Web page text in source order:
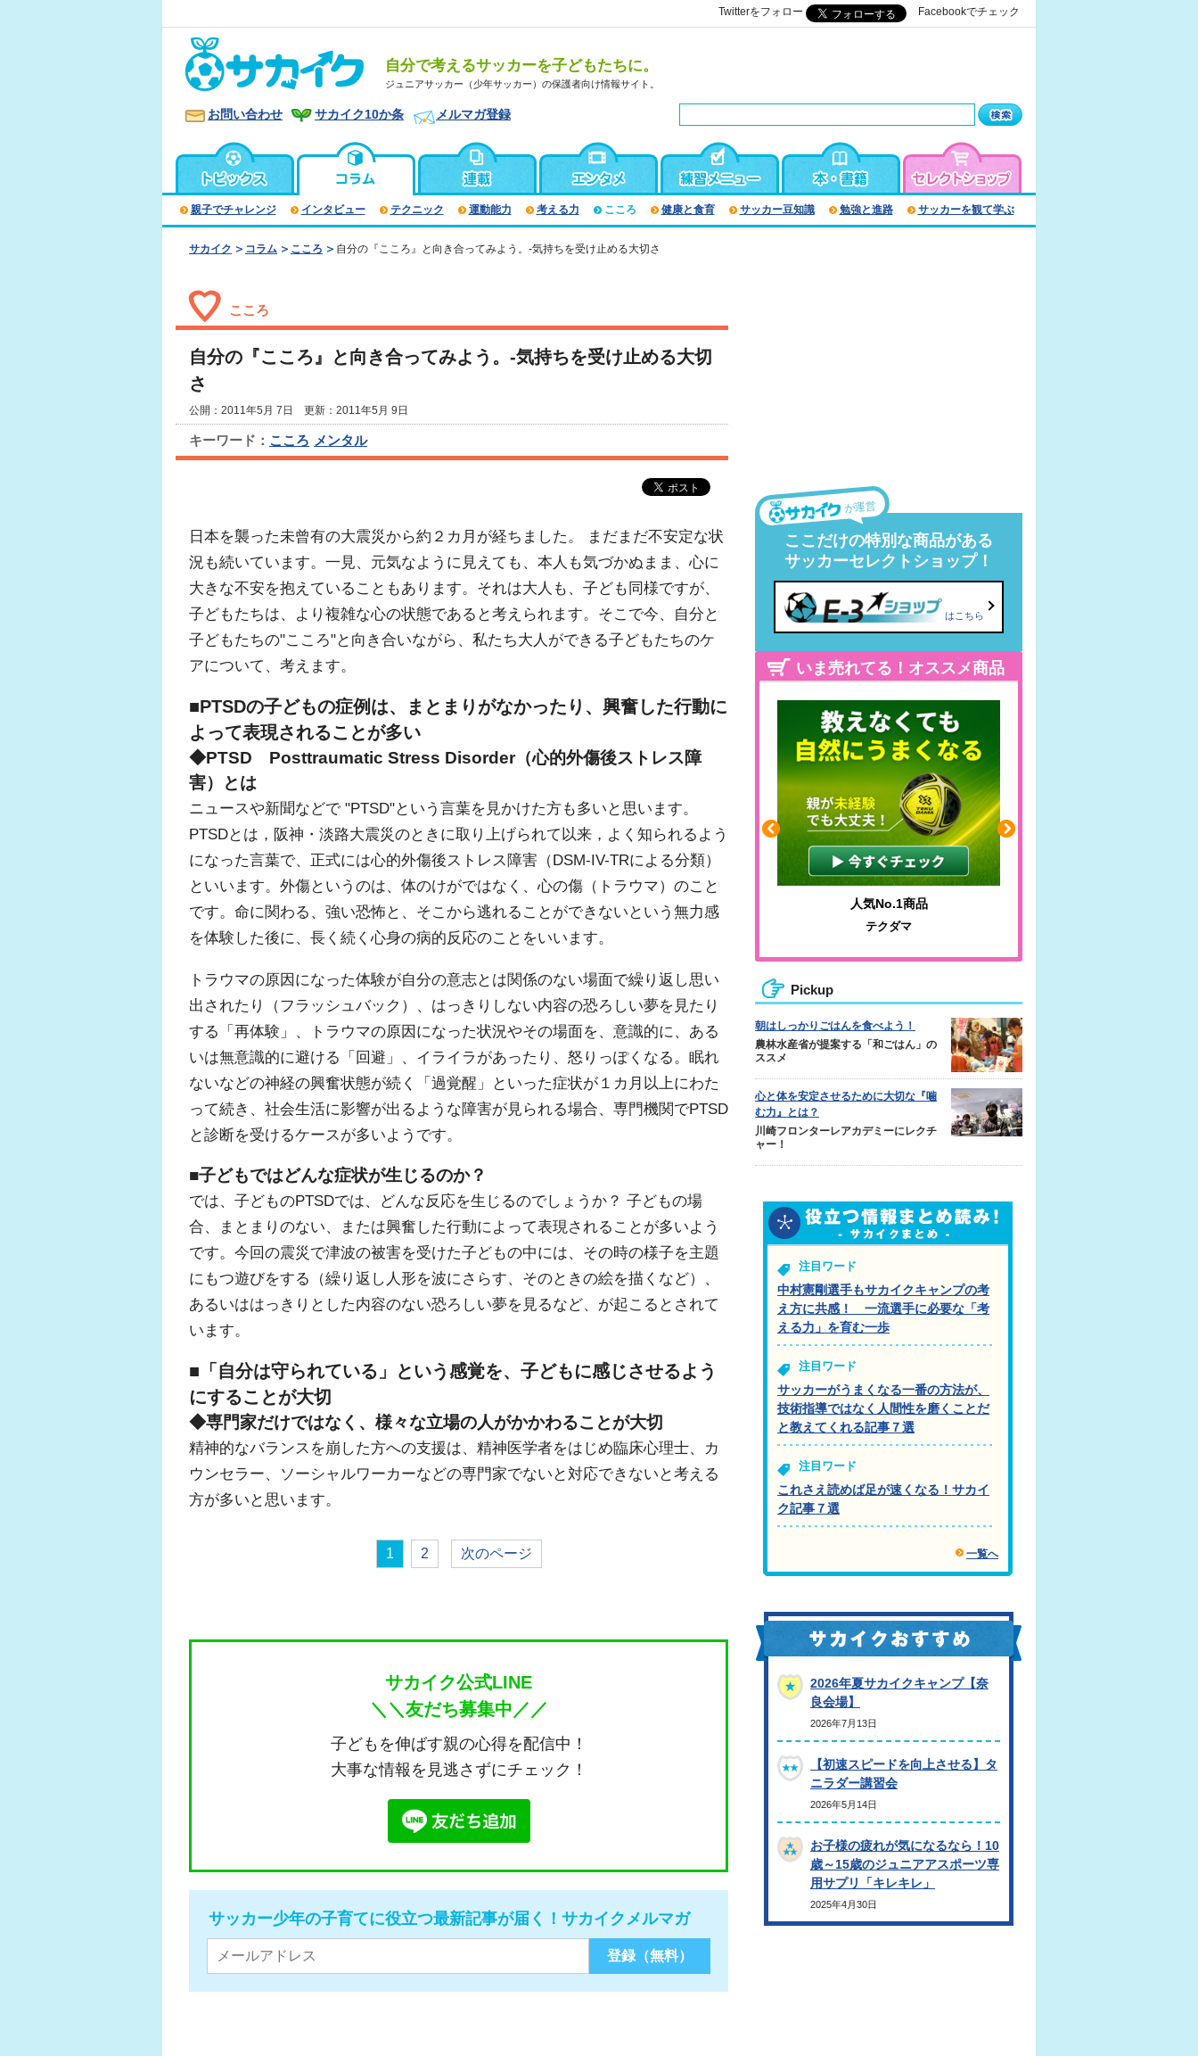
Twitterをフォロー Facebookでチェック
自分で考えるサッカーを子どもたちに。
ジュニアサッカー（少年サッカー）の保護者向け情報サイト。
お問い合わせ サカイク10か条 メルマガ登録
親子でチャレンジ インタビュー テクニック 運動能力 考える力 こころ 健康と食育 サッカー豆知識 勉強と進路 サッカーを観て学ぶ
サカイク コラム こころ 自分の『こころ』と向き合ってみよう。-気持ちを受け止める大切さ
こころ
自分の『こころ』と向き合ってみよう。-気持ちを受け止める大切
さ
公開：2011年5月 7日 更新：2011年5月 9日
キーワード： こころ メンタル
日本を襲った未曾有の大震災から約２カ月が経ちました。 まだまだ不安定な状
況も続いています。一見、元気なように見えても、本人も気づかぬまま、心に
大きな不安を抱えていることもあります。それは大人も、子ども同様ですが、
子どもたちは、より複雑な心の状態であると考えられます。そこで今、自分と
子どもたちの"こころ"と向き合いながら、私たち大人ができる子どもたちのケ
アについて、考えます。
■PTSDの子どもの症例は、まとまりがなかったり、興奮した行動に
よって表現されることが多い
◆PTSD Posttraumatic Stress Disorder（心的外傷後ストレス障
害）とは
ニュースや新聞などで "PTSD"という言葉を見かけた方も多いと思います。
PTSDとは，阪神・淡路大震災のときに取り上げられて以来，よく知られるよう
になった言葉で、正式には心的外傷後ストレス障害（DSM-IV-TRによる分類）
といいます。外傷というのは、体のけがではなく、心の傷（トラウマ）のこと
です。命に関わる、強い恐怖と、そこから逃れることができないという無力感
を体験した後に、長く続く心身の病的反応のことをいいます。
トラウマの原因になった体験が自分の意志とは関係のない場面で繰り返し思い
出されたり（フラッシュバック）、はっきりしない内容の恐ろしい夢を見たり
する「再体験」、トラウマの原因になった状況やその場面を、意識的に、ある
いは無意識的に避ける「回避」、イライラがあったり、怒りっぽくなる。眠れ
ないなどの神経の興奮状態が続く「過覚醒」といった症状が１カ月以上にわた
って続き、社会生活に影響が出るような障害が見られる場合、専門機関でPTSD
と診断を受けるケースが多いようです。
■子どもではどんな症状が生じるのか？
では、子どものPTSDでは、どんな反応を生じるのでしょうか？ 子どもの場
合、まとまりのない、または興奮した行動によって表現されることが多いよう
です。今回の震災で津波の被害を受けた子どもの中には、その時の様子を主題
にもつ遊びをする（繰り返し人形を波にさらす、そのときの絵を描くなど）、
あるいははっきりとした内容のない恐ろしい夢を見るなど、が起こるとされて
います。
■「自分は守られている」という感覚を、子どもに感じさせるよう
にすることが大切
◆専門家だけではなく、様々な立場の人がかかわることが大切
精神的なバランスを崩した方への支援は、精神医学者をはじめ臨床心理士、カ
ウンセラー、ソーシャルワーカーなどの専門家でないと対応できないと考える
方が多いと思います。
1 2 次のページ
サカイク公式LINE
＼＼友だち募集中／／
子どもを伸ばす親の心得を配信中！
大事な情報を見逃さずにチェック！
サッカー少年の子育てに役立つ最新記事が届く！サカイクメルマガ
が運営
ここだけの特別な商品がある
サッカーセレクトショップ！
はこちら
いま売れてる！オススメ商品
ふくらはぎの張りや疲れに 人気No.1商品
テクダマ
Pickup
朝はしっかりごはんを食べよう！
農林水産省が提案する「和ごはん」の
ススメ
心と体を安定させるために大切な『噛
む力』とは？
川崎フロンターレアカデミーにレクチ
ャー！
注目ワード
中村憲剛選手もサカイクキャンプの考
え方に共感！ 一流選手に必要な「考
える力」を育む一歩
注目ワード
サッカーがうまくなる一番の方法が、
技術指導ではなく人間性を磨くことだ
と教えてくれる記事７選
注目ワード
これさえ読めば足が速くなる！サカイ
ク記事７選
一覧へ
2026年夏サカイクキャンプ【奈
良会場】
2026年7月13日
【初速スピードを向上させる】タ
ニラダー講習会
2026年5月14日
お子様の疲れが気になるなら！10
歳～15歳のジュニアアスポーツ専
用サプリ「キレキレ」
2025年4月30日